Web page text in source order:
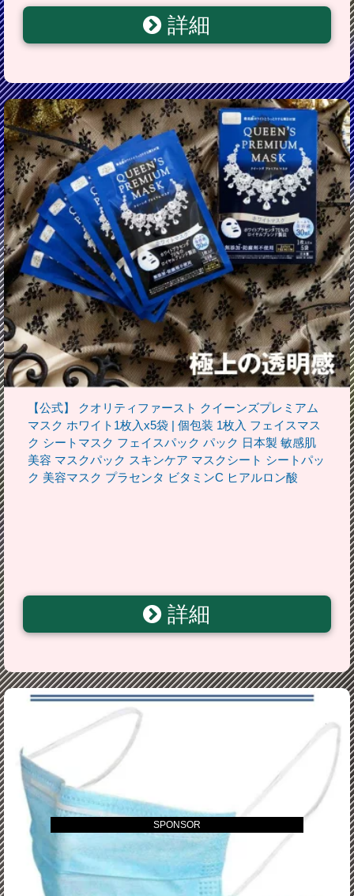
詳細
【公式】 クオリティファースト クイーンズプレミアム
マスク ホワイト1枚入x5袋 | 個包装 1枚入 フェイスマス
ク シートマスク フェイスパック パック 日本製 敏感肌
美容 マスクパック スキンケア マスクシート シートパッ
ク 美容マスク プラセンタ ビタミンC ヒアルロン酸
詳細
SPONSOR